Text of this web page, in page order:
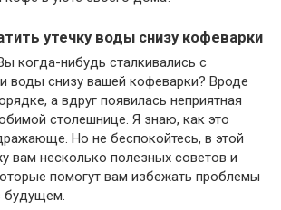
утечку воды снизу кофеварки
когда-нибудь сталкивались с
воды снизу вашей кофеварки? Вроде
а вдруг появилась неприятная
столешнице. Я знаю, как это
Но не беспокойтесь, в этой
вам несколько полезных советов и
помогут вам избежать проблемы
будущем.